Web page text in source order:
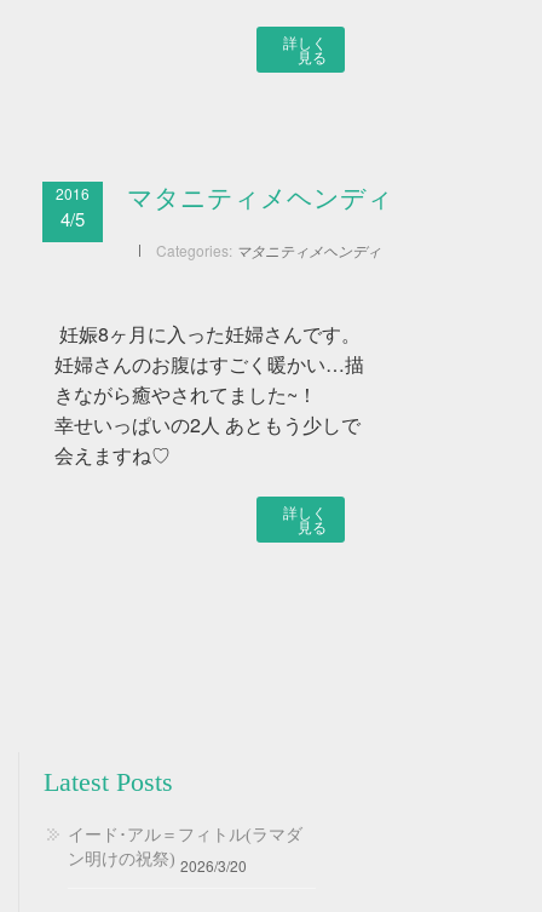
詳しく
見る
2016
4/5
マタニティメヘンディ
Categories: マタニティメヘンディ
妊娠8ヶ月に入った妊婦さんです。
妊婦さんのお腹はすごく暖かい…描
きながら癒やされてました~！
幸せいっぱいの2人 あともう少しで
会えますね♡
詳しく
見る
Latest Posts
イード･アル＝フィトル(ラマダ
ン明けの祝祭) 2026/3/20